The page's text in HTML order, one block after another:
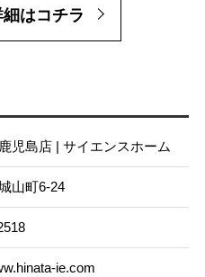
はコチラ
児島店 | サイエンスホーム
山町6-24
ie.com